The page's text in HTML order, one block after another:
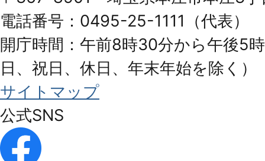
City
電話番号：0495-25-1111（代表）
開庁時間：午前8時30分から午後5
日、祝日、休日、年末年始を除く）
サイトマップ
公式SNS